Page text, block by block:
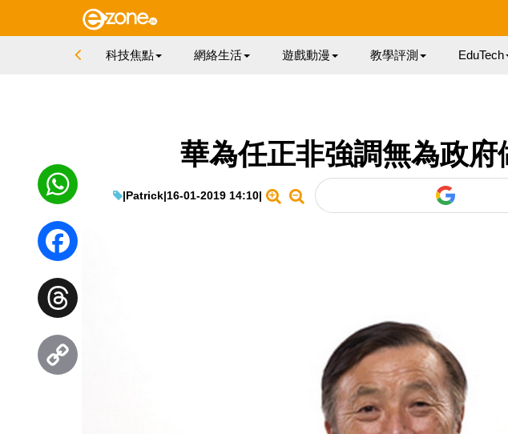
科技焦點 網絡生活 遊戲動漫 教學評測 EduTech
華為任正非強調無為政府
|Patrick|16-01-2019 14:10|
WhatsApp
Facebook
Threads